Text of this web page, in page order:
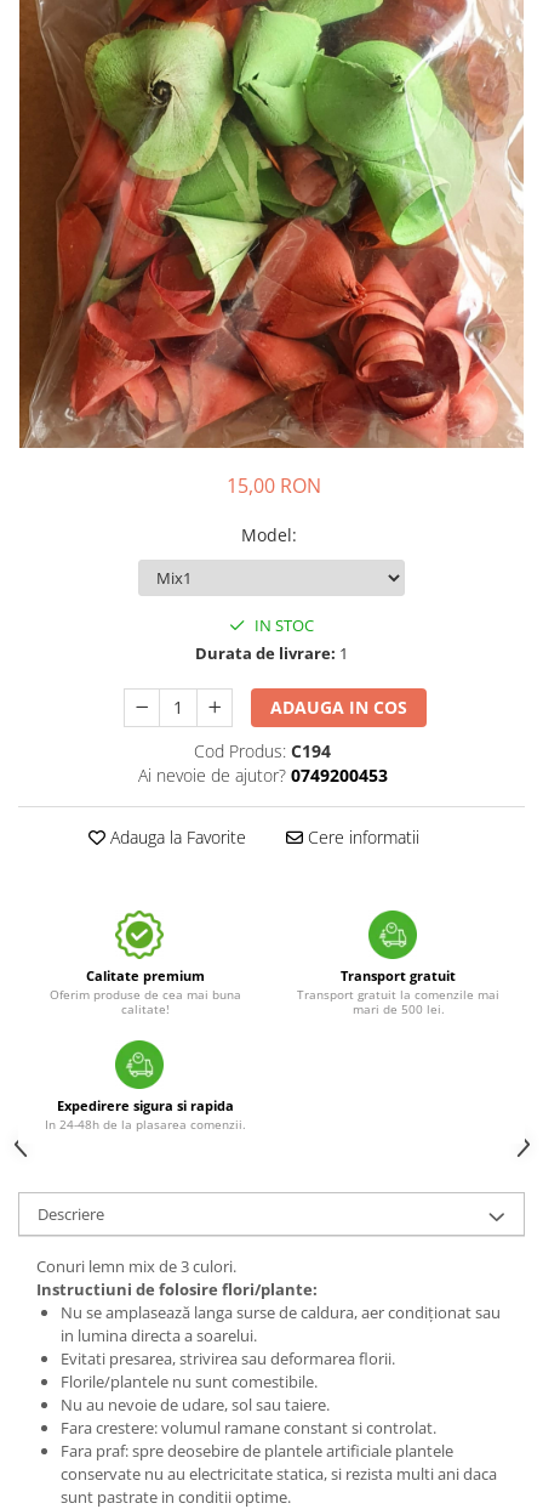
15,00 RON
Model:
IN STOC
Durata de livrare: 1
ADAUGA IN COS
Cod Produs: C194
Ai nevoie de ajutor? 0749200453
Adauga la Favorite Cere informatii
Calitate premium
Oferim produse de cea mai buna
calitate!
Transport gratuit
Transport gratuit la comenzile mai
mari de 500 lei.
Expedirere sigura si rapida
In 24-48h de la plasarea comenzii.
Descriere
Conuri lemn mix de 3 culori.
Instructiuni de folosire flori/plante:
Nu se amplasează langa surse de caldura, aer condiționat sau
in lumina directa a soarelui.
Evitati presarea, strivirea sau deformarea florii.
Florile/plantele nu sunt comestibile.
Nu au nevoie de udare, sol sau taiere.
Fara crestere: volumul ramane constant si controlat.
Fara praf: spre deosebire de plantele artificiale plantele
conservate nu au electricitate statica, si rezista multi ani daca
sunt pastrate in conditii optime.